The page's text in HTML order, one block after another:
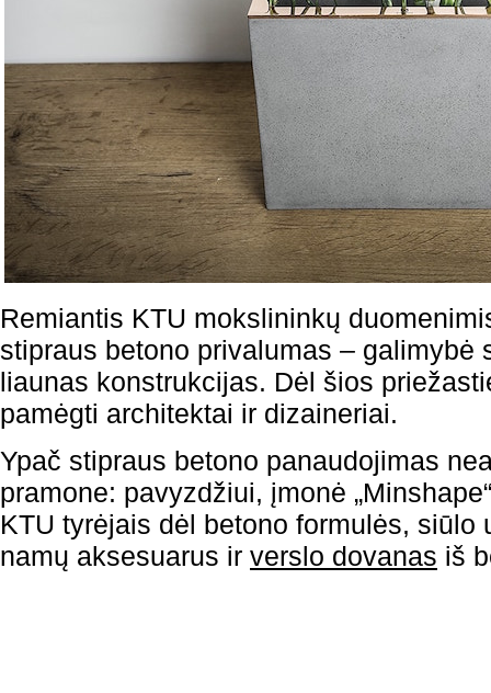
Remiantis KTU mokslininkų
stipraus betono privalumas – galimybė
liaunas konstrukcijas. Dėl šios
pamėgti architektai ir dizaineriai.
Ypač stipraus betono panaudojimas
pramone: pavyzdžiui, įmonė
KTU tyrėjais dėl betono formulės, siūlo
namų aksesuarus ir verslo dovanas iš